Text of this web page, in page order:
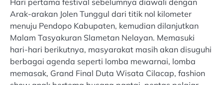
Hari pertama festival sebelumnya diawali dengan
Arak-arakan Jolen Tunggul dari titik nol kilometer
menuju Pendopo Kabupaten, kemudian dilanjutkan
Malam Tasyakuran Slametan Nelayan. Memasuki
hari-hari berikutnya, masyarakat masih akan disuguhi
berbagai agenda seperti lomba mewarnai, lomba
memasak, Grand Final Duta Wisata Cilacap, fashion